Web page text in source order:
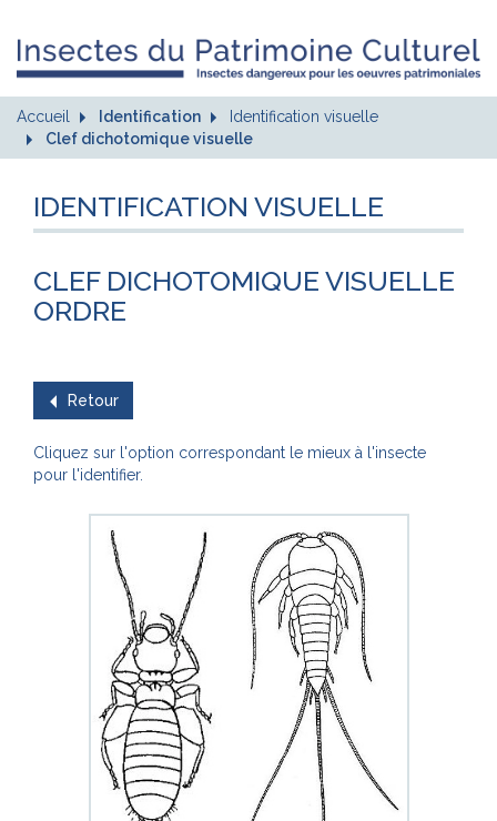
Accueil Identification
Identification visuelle
Clef dichotomique visuelle
IDENTIFICATION VISUELLE
CLEF DICHOTOMIQUE VISUELLE
ORDRE
Retour
Cliquez sur l'option correspondant le mieux à l'insecte
pour l'identifier.